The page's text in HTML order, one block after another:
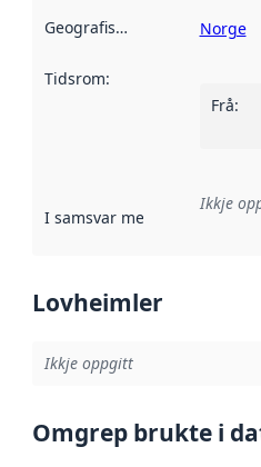
Geografisk område Norge
Tidsrom:
Frå:
I samsvar med Referanse
Ikkje
Lovheimler
Ikkje oppgitt
Omgrep brukte i